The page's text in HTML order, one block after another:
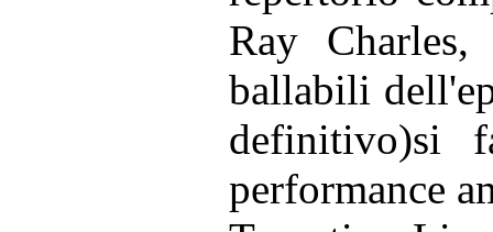
Ray
ballabili
definitivo)si
performance